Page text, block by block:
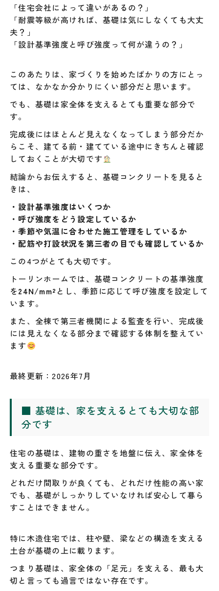
「住宅会社によって違いがあるの？」
「耐震等級が高ければ、基礎は気にしなくても大丈
夫？」
「設計基準強度と呼び強度って何が違うの？」
このあたりは、家づくりを始めたばかりの方にとっ
ては、なかなか分かりにくい部分だと思います。
でも、基礎は家全体を支えるとても重要な部分で
す。
完成後にはほとんど見えなくなってしまう部分だか
らこそ、建てる前・建てている途中にきちんと確認
しておくことが大切です
結論からお伝えすると、基礎コンクリートを見ると
きは、
・設計基準強度はいくつか
・呼び強度をどう設定しているか
・季節や気温に合わせた施工管理をしているか
・配筋や打設状況を第三者の目でも確認しているか
この4つがとても大切です。
トーリンホームでは、基礎コンクリートの基準強度
を24N/mm² とし、季節に応じて呼び強度を設定して
います。
また、全棟で第三者機関による監査を行い、完成後
には見えなくなる部分まで確認する体制を整えてい
ます
最終更新：2026年7月
■ 基礎は、家を支えるとても大切な部
分です
住宅の基礎は、建物の重さを地盤に伝え、家全体を
支える重要な部分です。
どれだけ間取りが良くても、どれだけ性能の高い家
でも、基礎がしっかりしていなければ安心して暮ら
すことはできません。
特に木造住宅では、柱や壁、梁などの構造を支える
土台が基礎の上に載ります。
つまり基礎は、家全体の「足元」を支える、最も大
切と言っても過言ではない存在です。